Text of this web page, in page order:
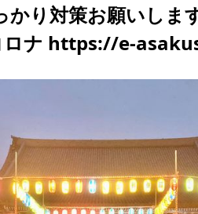
かり対策お願いし
ナ https://e-